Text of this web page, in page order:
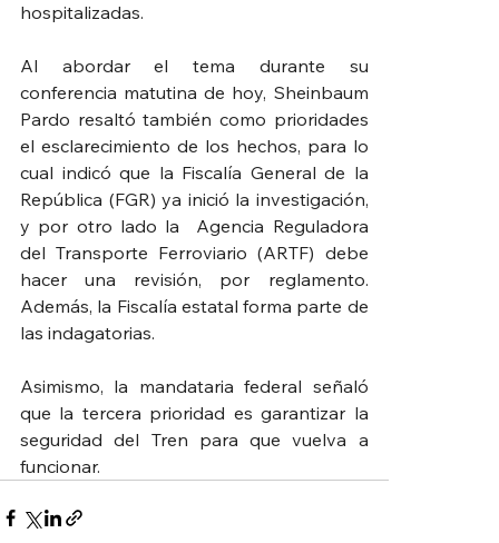
hospitalizadas.
Al abordar el tema durante su
conferencia matutina de hoy, Sheinbaum
Pardo resaltó también como prioridades
el esclarecimiento de los hechos, para lo
cual indicó que la Fiscalía General de la
República (FGR) ya inició la investigación,
y por otro lado la  Agencia Reguladora
del Transporte Ferroviario (ARTF) debe
hacer una revisión, por reglamento.
Además, la Fiscalía estatal forma parte de
las indagatorias.
Asimismo, la mandataria federal señaló
que la tercera prioridad es garantizar la
seguridad del Tren para que vuelva a
funcionar.